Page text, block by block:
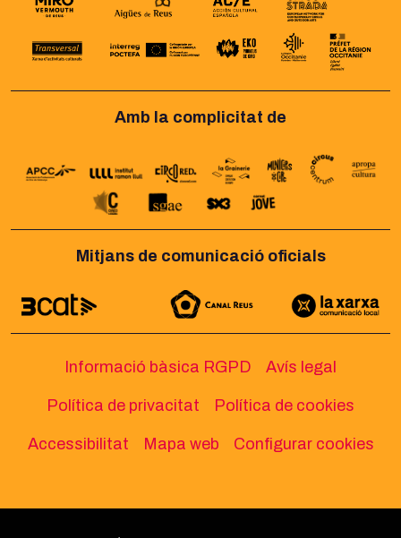
Amb la complicitat de
Mitjans de comunicació oficials
Informació bàsica RGPD Avís legal
Política de privacitat Política de cookies
Accessibilitat Mapa web Configurar cookies